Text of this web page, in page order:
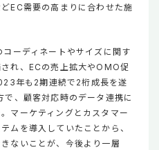
EC需要の高まりに合わせた施
ーディネートやサイズに関す
れ、ECの売上拡大やOMO促
年も2期連続で2桁成長を遂
、顧客対応時のデータ連携に
マーケティングとカスタマー
ムを導入していたことから、
ないことが、今後より一層